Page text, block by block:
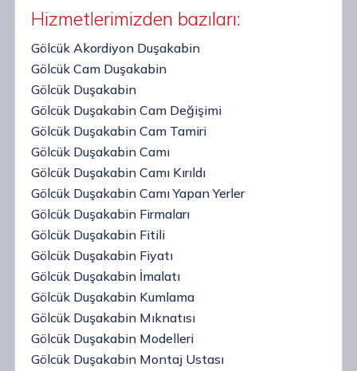
Hizmetlerimizden bazıları:
Gölcük Akordiyon Duşakabin
Gölcük Cam Duşakabin
Gölcük Duşakabin
Gölcük Duşakabin Cam Değişimi
Gölcük Duşakabin Cam Tamiri
Gölcük Duşakabin Camı
Gölcük Duşakabin Camı Kırıldı
Gölcük Duşakabin Camı Yapan Yerler
Gölcük Duşakabin Firmaları
Gölcük Duşakabin Fitili
Gölcük Duşakabin Fiyatı
Gölcük Duşakabin İmalatı
Gölcük Duşakabin Kumlama
Gölcük Duşakabin Mıknatısı
Gölcük Duşakabin Modelleri
Gölcük Duşakabin Montaj Ustası